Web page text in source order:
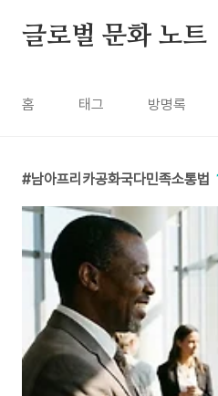
글로벌 문화 노트
홈 태그 방명록
남아프리카공화국다민족소통법